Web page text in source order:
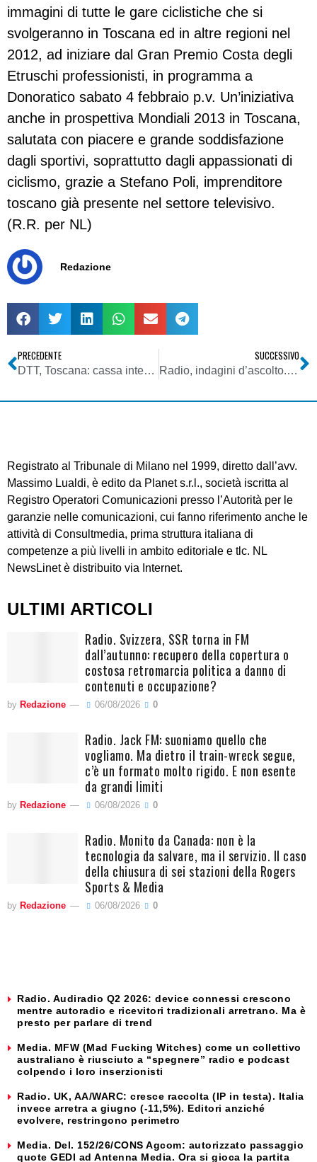
immagini di tutte le gare ciclistiche che si
svolgeranno in Toscana ed in altre regioni nel
2012, ad iniziare dal Gran Premio Costa degli
Etruschi professionisti, in programma a
Donoratico sabato 4 febbraio p.v. Un’iniziativa
anche in prospettiva Mondiali 2013 in Toscana,
salutata con piacere e grande soddisfazione
dagli sportivi, soprattutto dagli appassionati di
ciclismo, grazie a Stefano Poli, imprenditore
toscano già presente nel settore televisivo.
(R.R. per NL)
Redazione
PRECEDENTE
DTT, Toscana: cassa integrazione per cinque dipendenti di Noi Tv, emittente di Lucca del gruppo Marcucci
SUCCESSIVO
Radio, indagini d’ascolto. Considerazioni di Gfk Eurisko su Radiomonitor
Registrato al Tribunale di Milano nel 1999, diretto dall’avv.
Massimo Lualdi, è edito da Planet s.r.l., società iscritta al
Registro Operatori Comunicazioni presso l’Autorità per le
garanzie nelle comunicazioni, cui fanno riferimento anche le
attività di Consultmedia, prima struttura italiana di
competenze a più livelli in ambito editoriale e tlc. NL
NewsLinet è distribuito via Internet.
ULTIMI ARTICOLI
Radio. Svizzera, SSR torna in FM
dall’autunno: recupero della copertura o
costosa retromarcia politica a danno di
contenuti e occupazione?
by Redazione 06/08/2026 0
Radio. Jack FM: suoniamo quello che
vogliamo. Ma dietro il train-wreck segue,
c’è un formato molto rigido. E non esente
da grandi limiti
by Redazione 06/08/2026 0
Radio. Monito da Canada: non è la
tecnologia da salvare, ma il servizio. Il caso
della chiusura di sei stazioni della Rogers
Sports & Media
by Redazione 06/08/2026 0
Radio. Audiradio Q2 2026: device connessi crescono
mentre autoradio e ricevitori tradizionali arretrano. Ma è
presto per parlare di trend
Media. MFW (Mad Fucking Witches) come un collettivo
australiano è riusciuto a “spegnere” radio e podcast
colpendo i loro inserzionisti
Radio. UK, AA/WARC: cresce raccolta (IP in testa). Italia
invece arretra a giugno (-11,5%). Editori anziché
evolvere, restringono perimetro
Media. Del. 152/26/CONS Agcom: autorizzato passaggio
quote GEDI ad Antenna Media. Ora si gioca la partita